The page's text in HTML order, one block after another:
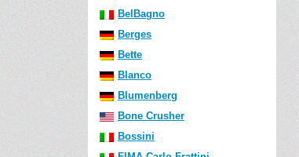
BelBagno
Berges
Bette
Blanco
Blumenberg
Bone Crusher
Bossini